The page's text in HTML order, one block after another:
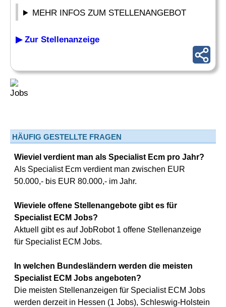
MEHR INFOS ZUM STELLENANGEBOT
▶ Zur Stellenanzeige
HÄUFIG GESTELLTE FRAGEN
Wieviel verdient man als Specialist Ecm pro Jahr?
Als Specialist Ecm verdient man zwischen EUR
50.000,- bis EUR 80.000,- im Jahr.
Wieviele offene Stellenangebote gibt es für
Specialist ECM Jobs?
Aktuell gibt es auf JobRobot 1 offene Stellenanzeige
für Specialist ECM Jobs.
In welchen Bundesländern werden die meisten
Specialist ECM Jobs angeboten?
Die meisten Stellenanzeigen für Specialist ECM Jobs
werden derzeit in Hessen (1 Jobs), Schleswig-Holstein